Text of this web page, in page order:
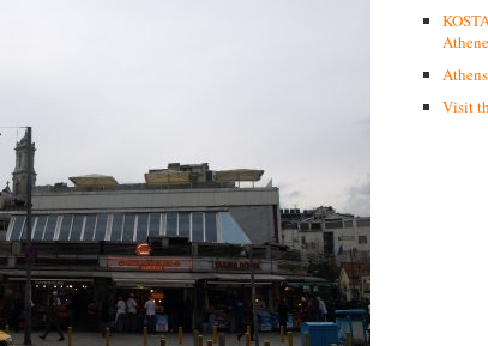
Athene
Visit